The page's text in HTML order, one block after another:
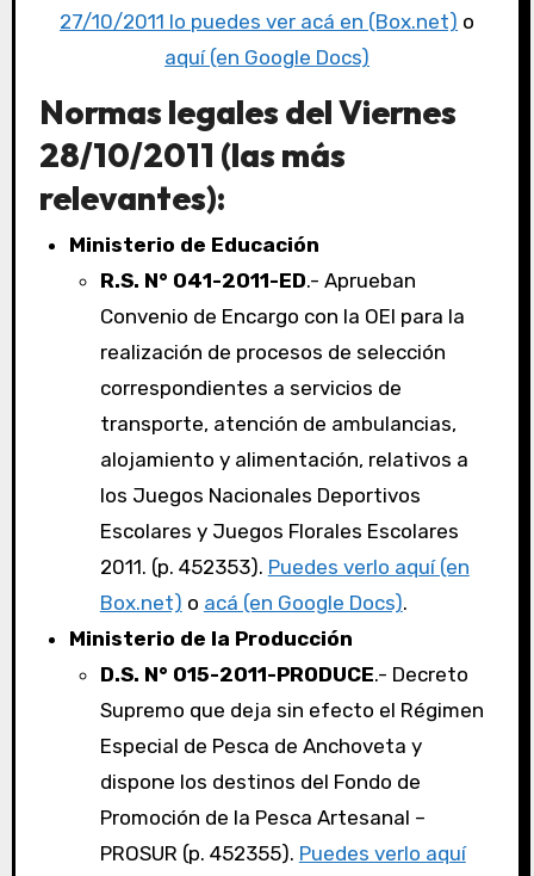
27/10/2011 lo puedes ver acá en (Box.net) o
aquí (en Google Docs)
Normas legales del Viernes
28/10/2011 (las más
relevantes):
Ministerio de Educación
R.S. N° 041-2011-ED.- Aprueban
Convenio de Encargo con la OEI para la
realización de procesos de selección
correspondientes a servicios de
transporte, atención de ambulancias,
alojamiento y alimentación, relativos a
los Juegos Nacionales Deportivos
Escolares y Juegos Florales Escolares
2011. (p. 452353). Puedes verlo aquí (en
Box.net) o acá (en Google Docs).
Ministerio de la Producción
D.S. N° 015-2011-PRODUCE.- Decreto
Supremo que deja sin efecto el Régimen
Especial de Pesca de Anchoveta y
dispone los destinos del Fondo de
Promoción de la Pesca Artesanal –
PROSUR (p. 452355). Puedes verlo aquí